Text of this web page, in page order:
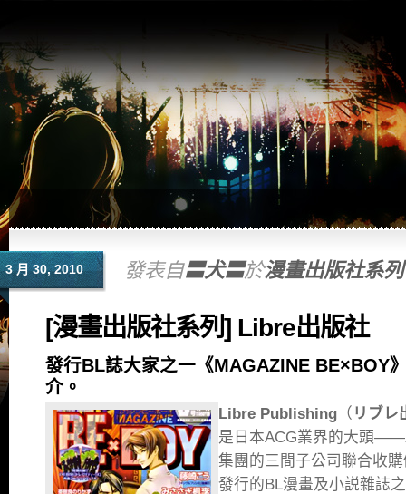
3 月 30, 2010 發表自〓犬〓於漫畫出版社系列
[漫畫出版社系列] Libre出版社
發行BL誌大家之一《MAGAZINE BE×BOY
介。
Libre Publishing （ リブレ
是日本ACG業界的大頭——
集團的三間子公司聯合收
發行的BL漫畫及小説雜誌